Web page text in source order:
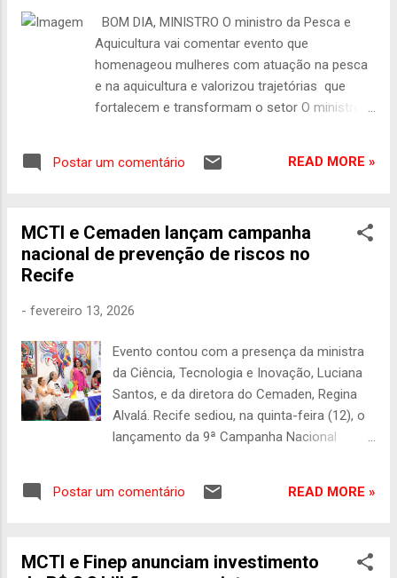
pública. O objetivo é conectar tecnologia,
educação e território para ampliar e
fortalecer a ciência como ferramenta de
desenvolvimento. Na ocasião, Luciana
O encontro é a principal ação nacional de
BOM DIA, MINISTRO O ministro da Pesca e
Aquicultura vai comentar evento que
homenageou mulheres com atuação na pesca
e na aquicultura e valorizou trajetórias que
fortalecem e transformam o setor O ministro
(MCTI) para ampliar mais de 700 bolsas de
Divulgação / Secom-PR O ministro da Pesca e
Aquicultura, André de Paula, é o convidado do
portais de notícias de todo o país, ele irá
destacar a importância do reconhecimento do
trabalho realizado pelas trabalhadoras das
águas. E, também, de que forma o Prêmio
Mulheres das Águas contribui, a partir de sua
criação em 2023, para a valorização e o
empoderamento de mulheres que trabalham
sustentáveis. A edição deste ano o...
Postar um comentário READ MORE »
MCTI e Cemaden lançam campanha
nacional de prevenção de riscos no
Recife
- fevereiro 13, 2026
Evento contou com a presença da ministra
da Ciência, Tecnologia e Inovação, Luciana
Santos, e da diretora do Cemaden, Regina
Alvalá. Recife sediou, na quinta-feira (12), o
lançamento da 9ª Campanha Nacional
e organizações sociais de todo o País para
evento ocorreu no Instituto Leopoldo
Postar um comentário READ MORE »
MCTI e Finep anunciam investimento